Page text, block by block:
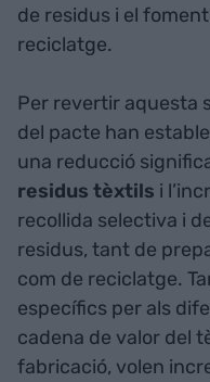
de residus i el
reciclatge.
Per revertir aquesta
del pacte han
una reducció
residus tèxtils i
recollida selectiva i
residus, tant de
com de reciclatge.
específics per als
cadena de valor del
fabricació, volen